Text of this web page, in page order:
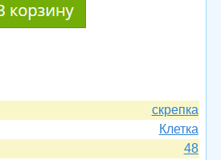
скрепка
Клетка
48